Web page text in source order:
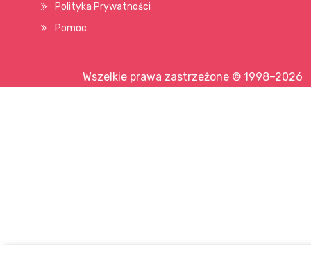
Polityka Prywatności
Pomoc
Wszelkie prawa zastrzeżone © 1998–2026